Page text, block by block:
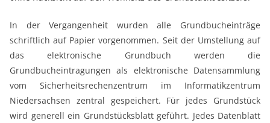
In der Vergangenheit wurden alle Grundbucheinträge
schriftlich auf Papier vorgenommen. Seit der Umstellung auf
das elektronische Grundbuch werden die
Grundbucheintragungen als elektronische Datensammlung
vom Sicherheitsrechenzentrum im Informatikzentrum
Niedersachsen zentral gespeichert. Für jedes Grundstück
wird generell ein Grundstücksblatt geführt. Jedes Datenblatt